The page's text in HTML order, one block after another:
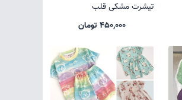
تیشرت مشکی قلب
450,000 تومان